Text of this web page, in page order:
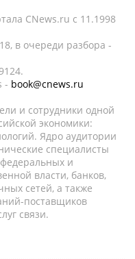
CNews.ru c 11.1998
в очереди разбора -
- book@cnews.ru
и сотрудники одной
экономики:
Ядро аудитории
специалисты
и
власти, банков,
сетей, а также
поставщиков
связи.